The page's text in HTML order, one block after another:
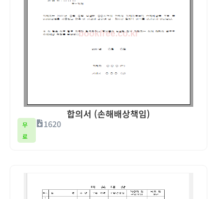
합의서 (손해배상책임)
무
료
1620